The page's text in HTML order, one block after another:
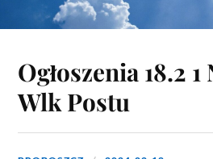
Ogłoszenia 18.2
Wlk Postu